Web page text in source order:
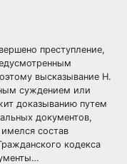
преступление,
высказывание Н.
суждением или
доказыванию путем
документов,
состав
кодекса